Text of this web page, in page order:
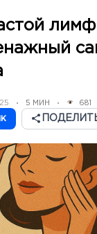
• 5 МИН • 681